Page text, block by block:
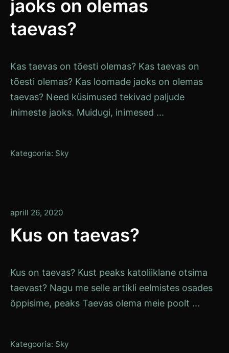
jaoks on olemas
taevas?
Kas taevas on tõesti olemas? Kas taevas on
tõesti olemas? Kas loomade jaoks on olemas
taevas? Need küsimused tekivad paljude
inimeste jaoks. Muidugi, inimesed ...
Kategooria: Sky
aprill 26, 2020
Kus on taevas?
Kus on taevas? Kust peaks katoliiklane otsima
taevast? Nagu me selle artikli eelmistes osades
õppisime, peaks Taevas olema meie poolt ...
Kategooria: Sky